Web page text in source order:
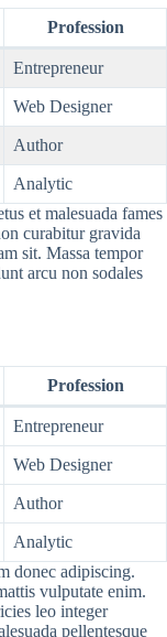
Profession
Entrepreneur
Web Designer
Author
Analytic
et malesuada fames
curabitur gravida
sit. Massa tempor
arcu non sodales
Profession
Entrepreneur
Web Designer
Author
Analytic
donec adipiscing.
vulputate enim.
leo integer
pellentesque